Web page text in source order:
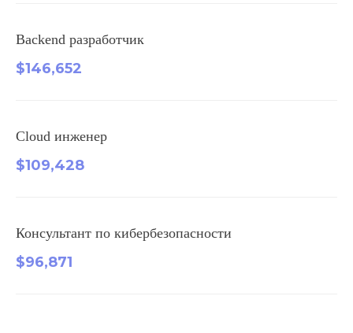
Backend разработчик
$146,652
Cloud инженер
$109,428
Консультант по кибербезопасности
$96,871